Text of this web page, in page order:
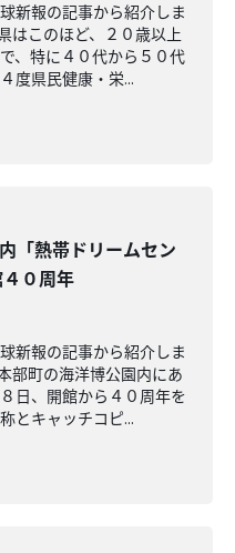
新報の記事から紹介しま
はこのほど、２０歳以上
、特に４０代から５０代
度県民健康・栄...
「熱帯ドリームセン
０周年
新報の記事から紹介しま
部町の海洋博公園内にあ
日、開館から４０周年を
とキャッチコピ...